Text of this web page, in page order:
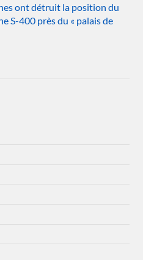
ont détruit la position du
S-400 près du « palais de